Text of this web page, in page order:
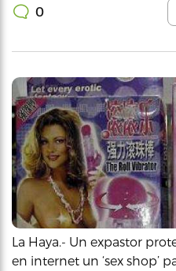
0
La Haya.- Un expastor
en internet un ‘sex shop’